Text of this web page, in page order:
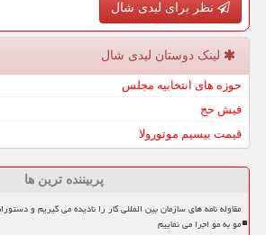
نظر برای لیدی شال
لینک دوستان لیدی شال
حوزه های انتخابیه مجلس
فیش حج
قیمت بیسیم موتورولا
پربیننده ترین ها
مقاوله نامه های سازمان بین المللی کار را نادیده می گیریم و
مو به مو اجرا می نماییم